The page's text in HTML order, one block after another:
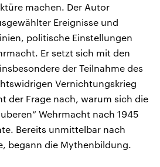
machen. Der Autor
Ereignisse und
politische Einstellungen
Er setzt sich mit den
der Teilnahme des
Vernichtungskrieg
der Frage nach, warum sich die
Wehrmacht nach 1945
Bereits unmittelbar nach
begann die Mythenbildung.